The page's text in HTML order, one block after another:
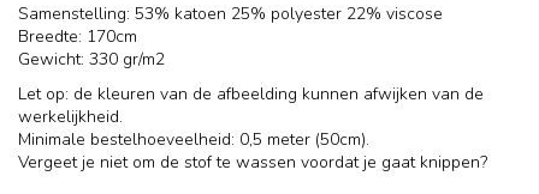
Samenstelling: 53% katoen 25% polyester 22% viscose
Breedte: 170cm
Gewicht: 330 gr/m2
Let op: de kleuren van de afbeelding kunnen afwijken van de
werkelijkheid.
Minimale bestelhoeveelheid: 0,5 meter (50cm).
Vergeet je niet om de stof te wassen voordat je gaat knippen?